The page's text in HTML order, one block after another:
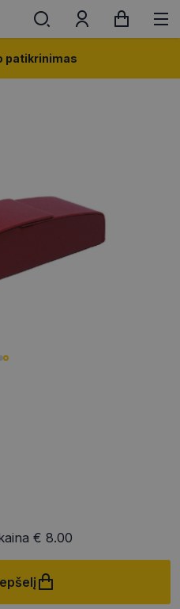
patikrinimas
€ 8.00